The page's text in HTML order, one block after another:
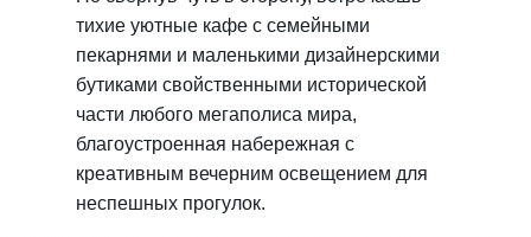
тихие уютные кафе с семейными
пекарнями и маленькими дизайнерскими
бутиками свойственными исторической
части любого мегаполиса мира,
благоустроенная набережная с
креативным вечерним освещением для
неспешных прогулок.